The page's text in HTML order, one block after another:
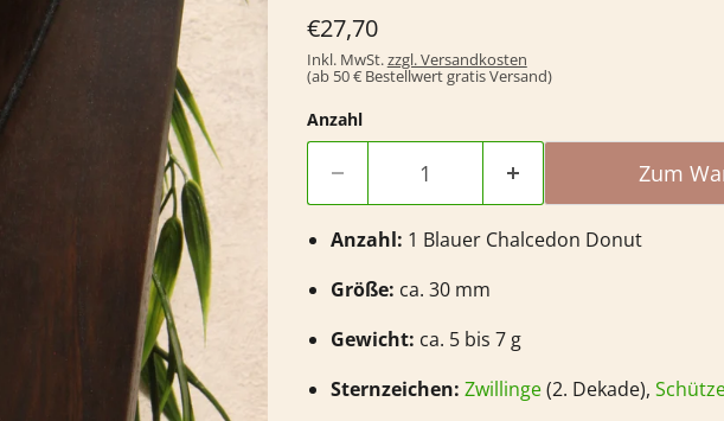
Derzeitiger Preis
€27,70
Inkl. MwSt.zzgl. Versandkosten
(ab 50 € Bestellwert gratis Versand)
Anzahl
Zum
Anzahl: 1 Blauer Chalcedon Donut
Größe: ca. 30 mm
Gewicht: ca. 5 bis 7 g
Sternzeichen: Zwillinge(2. Dekade),